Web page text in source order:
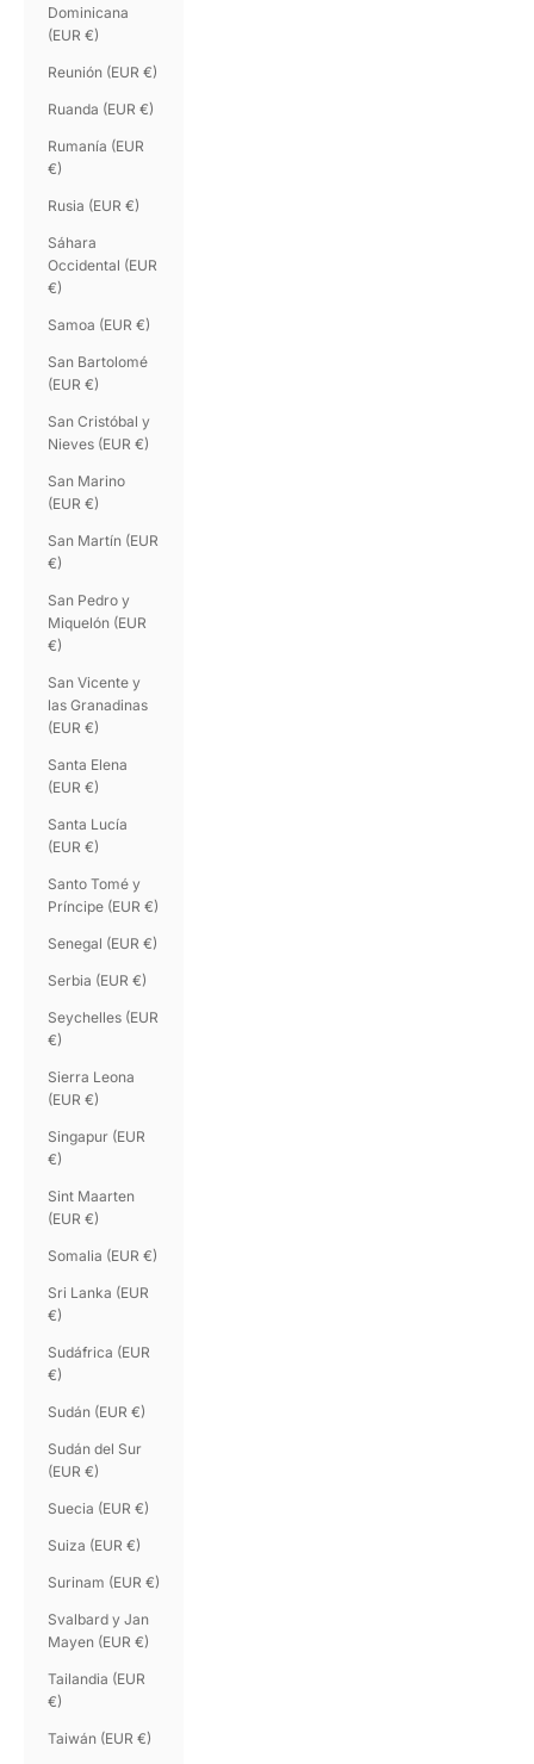
Dominicana
(EUR €)
Reunión (EUR €)
Ruanda (EUR €)
Rumanía (EUR
€)
Rusia (EUR €)
Sáhara
Occidental (EUR
€)
Samoa (EUR €)
San Bartolomé
(EUR €)
San Cristóbal y
Nieves (EUR €)
San Marino
(EUR €)
San Martín (EUR
€)
San Pedro y
Miquelón (EUR
€)
San Vicente y
las Granadinas
(EUR €)
Santa Elena
(EUR €)
Santa Lucía
(EUR €)
Santo Tomé y
Príncipe (EUR €)
Senegal (EUR €)
Serbia (EUR €)
Seychelles (EUR
€)
Sierra Leona
(EUR €)
Singapur (EUR
€)
Sint Maarten
(EUR €)
Somalia (EUR €)
Sri Lanka (EUR
€)
Sudáfrica (EUR
€)
Sudán (EUR €)
Sudán del Sur
(EUR €)
Suecia (EUR €)
Suiza (EUR €)
Surinam (EUR €)
Svalbard y Jan
Mayen (EUR €)
Tailandia (EUR
€)
Taiwán (EUR €)